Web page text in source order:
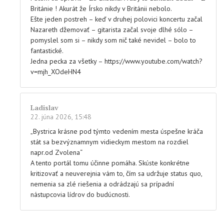
Británie ! Akurát že Írsko nikdy v Británii nebolo.
Ešte jeden postreh – keď v druhej polovici koncertu začal
Nazareth džemovať – gitarista začal svoje dlhé sólo –
pomyslel som si – nikdy som nič také nevidel – bolo to
fantastické.
Jedna pecka za všetky – https://www.youtube.com/watch?
v=mjh_XOdeHN4
Ladislav
22. júna 2026, 15:48
„Bystrica krásne pod týmto vedením mesta úspešne kráča
stát sa bezvýznamnym vidieckym mestom na rozdiel
napr.od Zvolena“
A tento portál tomu účinne pomáha. Skúste konkrétne
kritizovať a neuverejnia vám to, čím sa udržuje status quo,
nemenia sa zlé riešenia a odrádzajú sa prípadní
nástupcovia lídrov do budúcnosti.